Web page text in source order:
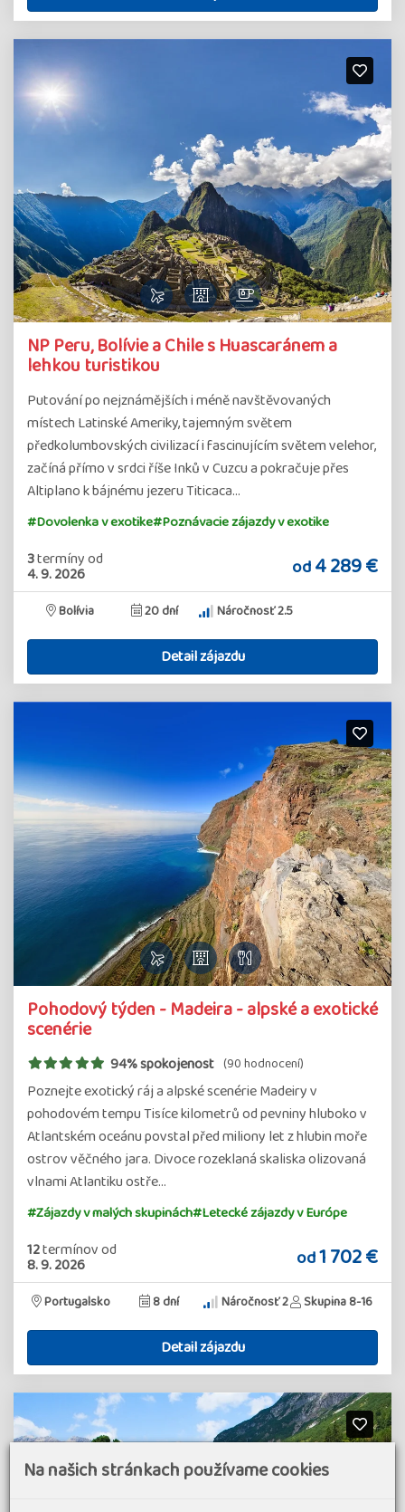
NP Peru, Bolívie a Chile s Huascaránem a
lehkou turistikou
Putování po nejznámějších i méně navštěvovaných
místech Latinské Ameriky, tajemným světem
předkolumbovských civilizací i fascinujícím světem velehor,
začíná přímo v srdci říše Inků v Cuzcu a pokračuje přes
Altiplano k bájnému jezeru Titicaca…
#Dovolenka v exotike#Poznávacie zájazdy v exotike
3termínyod
4. 9. 2026 od4 289 €
Bolívia 20 dní Náročnosť 2.5
Detail zájazdu
Pohodový týden - Madeira - alpské a exotické
scenérie
94% spokojenost (90 hodnocení)
Poznejte exotický ráj a alpské scenérie Madeiry v
pohodovém tempu Tisíce kilometrů od pevniny hluboko v
Atlantském oceánu povstal před miliony let z hlubin moře
ostrov věčného jara. Divoce rozeklaná skaliska olizovaná
vlnami Atlantiku ostře…
#Zájazdy v malých skupinách#Letecké zájazdy v Európe
12termínovod
8. 9. 2026 od1 702 €
Portugalsko 8 dní Náročnosť 2 Skupina 8-16
Detail zájazdu
Na našich stránkach používame cookies